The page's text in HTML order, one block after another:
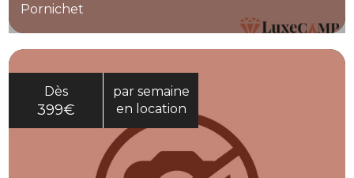
Pornichet
Dès
399€
par semaine
en location